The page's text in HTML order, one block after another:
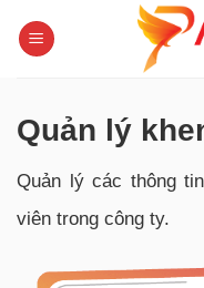
Quản lý
Quản lý các thông
viên trong công ty.